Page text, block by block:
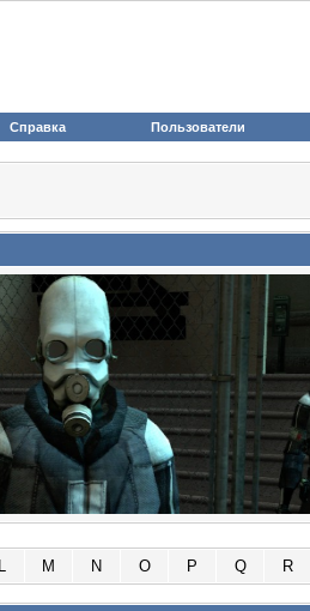
Справка Пользователи
L M N O P Q R